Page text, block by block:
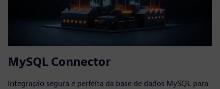
MySQL Connector
Integração segura e perfeita da base de dados MySQL para